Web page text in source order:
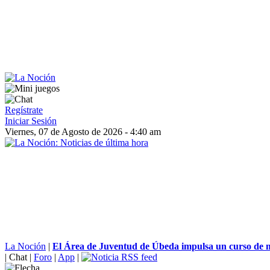
Regístrate
Iniciar Sesión
Viernes, 07 de Agosto de 2026 - 4:40 am
La Noción | El Área de Juventud de Úbeda impulsa un curso de
| Chat | Foro | App |